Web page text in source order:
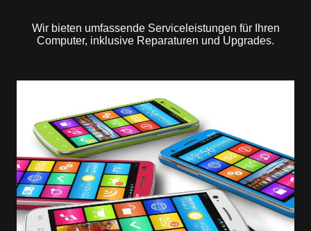
Wir bieten umfassende Serviceleistungen für Ihren
Computer, inklusive Reparaturen und Upgrades.